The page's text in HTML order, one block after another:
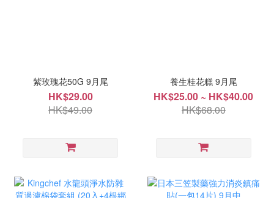
紫玫瑰花50G 9月尾
HK$29.00
HK$49.00
養生桂花糕 9月尾
HK$25.00 ~ HK$40.00
HK$68.00